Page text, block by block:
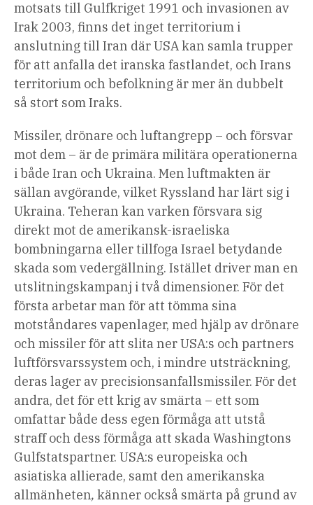
motsats till Gulfkriget 1991 och invasionen av
Irak 2003, finns det inget territorium i
anslutning till Iran där USA kan samla trupper
för att anfalla det iranska fastlandet, och Irans
territorium och befolkning är mer än dubbelt
så stort som Iraks.
Missiler, drönare och luftangrepp – och försvar
mot dem – är de primära militära operationerna
i både Iran och Ukraina. Men luftmakten är
sällan avgörande, vilket Ryssland har lärt sig i
Ukraina. Teheran kan varken försvara sig
direkt mot de amerikansk-israeliska
bombningarna eller tillfoga Israel betydande
skada som vedergällning. Istället driver man en
utslitningskampanj i två dimensioner. För det
första arbetar man för att tömma sina
motståndares vapenlager, med hjälp av drönare
och missiler för att slita ner USA:s och partners
luftförsvarssystem och, i mindre utsträckning,
deras lager av precisionsanfallsmissiler. För det
andra, det för ett krig av smärta – ett som
omfattar både dess egen förmåga att utstå
straff och dess förmåga att skada Washingtons
Gulfstatspartner. USA:s europeiska och
asiatiska allierade, samt den amerikanska
allmänheten, känner också smärta på grund av